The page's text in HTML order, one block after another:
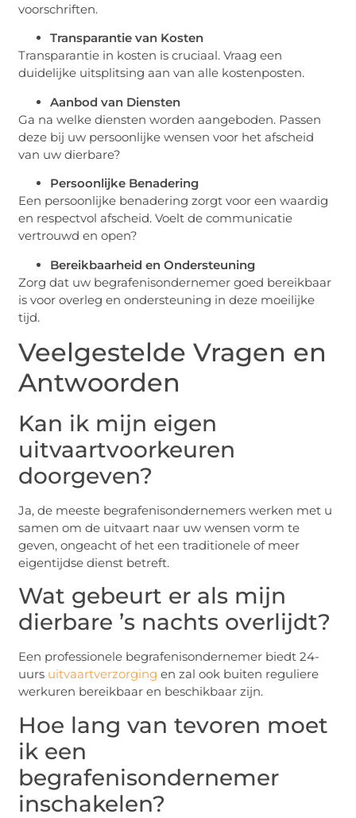
voorschriften.
Transparantie van Kosten
Transparantie in kosten is cruciaal. Vraag een
duidelijke uitsplitsing aan van alle kostenposten.
Aanbod van Diensten
Ga na welke diensten worden aangeboden. Passen
deze bij uw persoonlijke wensen voor het afscheid
van uw dierbare?
Persoonlijke Benadering
Een persoonlijke benadering zorgt voor een waardig
en respectvol afscheid. Voelt de communicatie
vertrouwd en open?
Bereikbaarheid en Ondersteuning
Zorg dat uw begrafenisondernemer goed bereikbaar
is voor overleg en ondersteuning in deze moeilijke
tijd.
Veelgestelde Vragen en
Antwoorden
Kan ik mijn eigen
uitvaartvoorkeuren
doorgeven?
Ja, de meeste begrafenisondernemers werken met u
samen om de uitvaart naar uw wensen vorm te
geven, ongeacht of het een traditionele of meer
eigentijdse dienst betreft.
Wat gebeurt er als mijn
dierbare ’s nachts overlijdt?
Een professionele begrafenisondernemer biedt 24-
uurs uitvaartverzorging en zal ook buiten reguliere
werkuren bereikbaar en beschikbaar zijn.
Hoe lang van tevoren moet
ik een
begrafenisondernemer
inschakelen?